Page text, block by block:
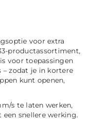
voor extra
productassortiment,
voor toepassingen
– zodat je in kortere
kunt openen,
s te laten werken,
snellere werking.